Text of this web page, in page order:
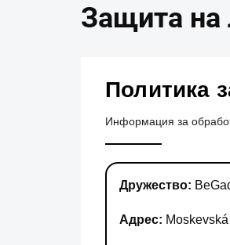
Защита на
Политика
Информация за
Дружество:
Адрес: